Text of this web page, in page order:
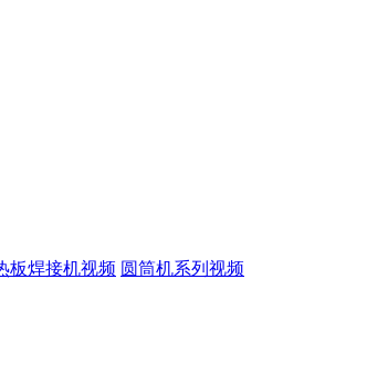
板焊接机视频 圆筒机系列视频